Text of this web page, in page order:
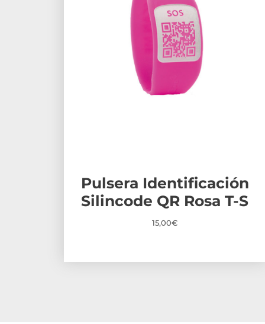
Pulsera Identificación
Silincode QR Rosa T-S
15,00€